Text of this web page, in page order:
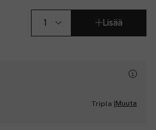
Lisää
Tripla |Muuta